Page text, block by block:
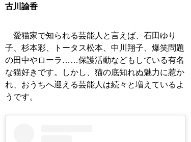
古川諭香
愛猫家で知られる芸能人と言えば、石田ゆり
子、杉本彩、トータス松本、中川翔子、爆笑問題
の田中やローラ……保護活動などもしている有名
な猫好きです。しかし、猫の底知れぬ魅力に惹か
れ、おうちへ迎える芸能人は続々と増えているよ
うです。